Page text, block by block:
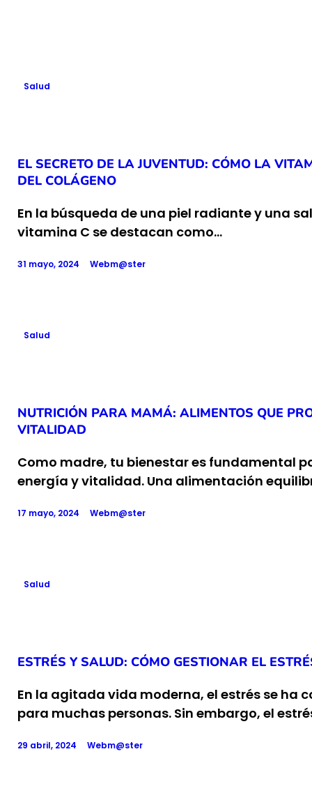
Salud
EL SECRETO DE LA JUVENTUD: CÓMO LA
DEL COLÁGENO
En la búsqueda de una piel radiante y una
vitamina C se destacan como…
31 mayo, 2024 Webm@ster
Salud
NUTRICIÓN PARA MAMÁ: ALIMENTOS QUE
VITALIDAD
Como madre, tu bienestar es fundamental
energía y vitalidad. Una alimentación
17 mayo, 2024 Webm@ster
Salud
ESTRÉS Y SALUD: CÓMO GESTIONAR EL
En la agitada vida moderna, el estrés se ha
para muchas personas. Sin embargo, el
29 abril, 2024 Webm@ster